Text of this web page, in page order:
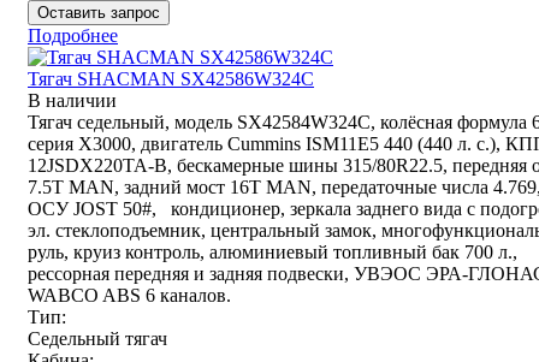
Оставить запрос
Подробнее
Тягач SHACMAN SX42586W324C
В наличии
Тягач седельный, модель SX42584W324C, колёсная формула
серия X3000, двигатель Cummins ISM11E5 440 (440 л. с.),
12JSDX220TA-B, бескамерные шины 315/80R22.5, передняя
7.5T MAN, задний мост 16T MAN, передаточные числа
ОСУ JOST 50#, кондиционер, зеркала заднего вида с
эл. стеклоподъемник, центральный замок,
руль, круиз контроль, алюминиевый топливный бак 700 л.,
рессорная передняя и задняя подвески, УВЭОС ЭРА-
WABCO ABS 6 каналов.
Тип:
Седельный тягач